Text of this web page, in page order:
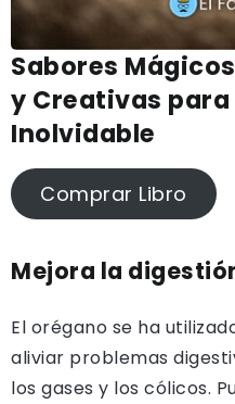
Sabores
y Creativas
Inolvidable
Comprar Libro
Mejora la
El orégano se ha
aliviar problemas
los gases y los cólicos.